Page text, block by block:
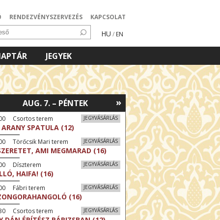
RENDEZVÉNYSZERVEZÉS KAPCSOLAT
HU / EN
JEGYEK
»
AUG. 7. – PÉNTEK
JEGYVÁSÁRLÁS
Csortos terem
SPATULA (12)
JEGYVÁSÁRLÁS
Törőcsik Mari terem
AMI MEGMARAD (16)
JEGYVÁSÁRLÁS
Díszterem
HAIFA! (16)
JEGYVÁSÁRLÁS
Fábri terem
(16)
JEGYVÁSÁRLÁS
Csortos terem